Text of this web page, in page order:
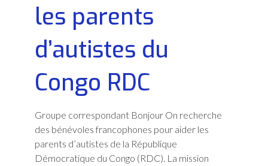
les parents
d’autistes du
Congo RDC
Groupe correspondant Bonjour On recherche
des bénévoles francophones pour aider les
parents d’autistes de la République
Démocratique du Congo (RDC). La mission